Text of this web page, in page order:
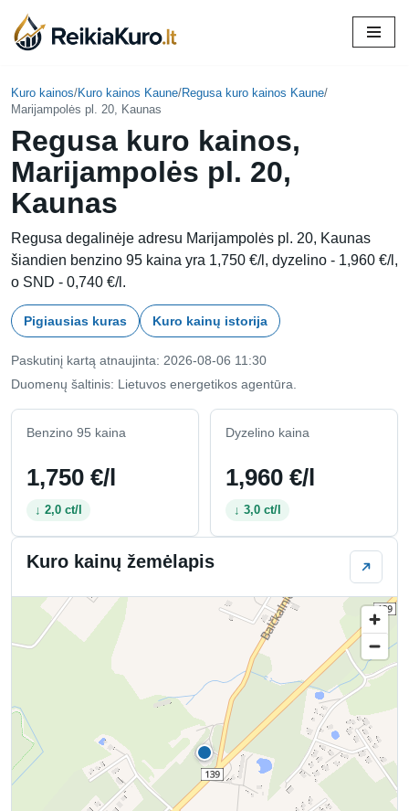
Skip
content
Kuro kainos/Kuro kainos Kaune/Regusa kuro kainos Kaune/
Marijampolės pl. 20, Kaunas
Regusa kuro kainos,
Marijampolės pl. 20,
Kaunas
Regusa degalinėje adresu Marijampolės pl. 20, Kaunas
šiandien benzino 95 kaina yra 1,750 €/l, dyzelino - 1,960 €/l,
o SND - 0,740 €/l.
Pigiausias kuras Kuro kainų istorija
Paskutinį kartą atnaujinta: 2026-08-06 11:30
Duomenų šaltinis: Lietuvos energetikos agentūra.
Benzino 95 kaina
1,750 €/l
↓ 2,0 ct/l
Dyzelino kaina
1,960 €/l
↓ 3,0 ct/l
Kuro kainų žemėlapis